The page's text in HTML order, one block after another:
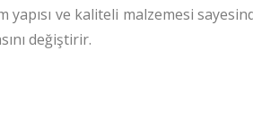
ve kaliteli malzemesi
değiştirir.